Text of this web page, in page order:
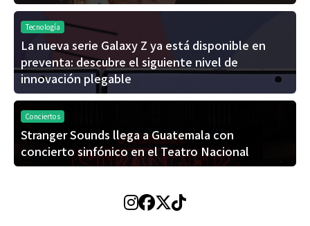
Tecnología
La nueva serie Galaxy Z ya está disponible en
preventa: descubre el siguiente nivel de
innovación plegable
Conciertos
Stranger Sounds llega a Guatemala con
concierto sinfónico en el Teatro Nacional